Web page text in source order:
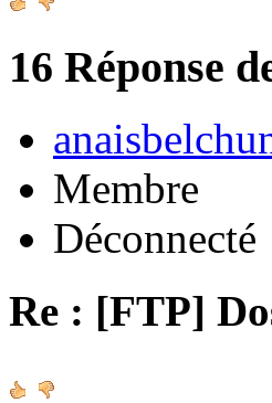
16 Réponse
Membre
Déconnecté
Re : [FTP]